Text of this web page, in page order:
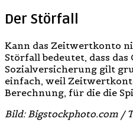
Der Störfall
Kann das Zeitwertkonto
Störfall bedeutet, dass
Sozialversicherung gilt
einfach, weil
Berechnung, für die die
Bild: Bigstockphoto.com /